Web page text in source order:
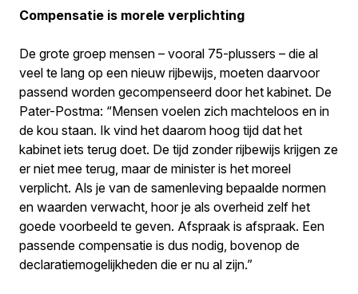
Compensatie is morele verplichting
De grote groep mensen – vooral 75-plussers – die al
veel te lang op een nieuw rijbewijs, moeten daarvoor
passend worden gecompenseerd door het kabinet. De
Pater-Postma: “Mensen voelen zich machteloos en in
de kou staan. Ik vind het daarom hoog tijd dat het
kabinet iets terug doet. De tijd zonder rijbewijs krijgen ze
er niet mee terug, maar de minister is het moreel
verplicht. Als je van de samenleving bepaalde normen
en waarden verwacht, hoor je als overheid zelf het
goede voorbeeld te geven. Afspraak is afspraak. Een
passende compensatie is dus nodig, bovenop de
declaratiemogelijkheden die er nu al zijn.”